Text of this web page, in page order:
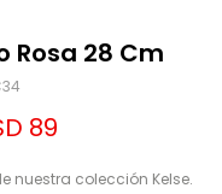
Rosa 28 Cm
89
nuestra colección Kelse.